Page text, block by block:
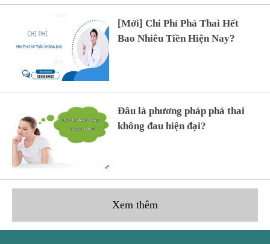
[Mới] Chi Phí Phá Thai Hết
Bao Nhiêu Tiền Hiện Nay?
Đâu là phương pháp phá thai
không đau hiện đại?
Xem thêm